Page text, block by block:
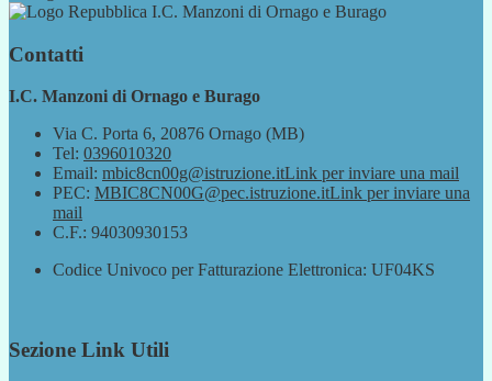
I.C. Manzoni di Ornago e Burago
Contatti
I.C. Manzoni di Ornago e Burago
Via C. Porta 6, 20876 Ornago (MB)
Tel: 0396010320
Email: mbic8cn00g@istruzione.itLink per inviare una mail
PEC: MBIC8CN00G@pec.istruzione.itLink per inviare una
mail
C.F.: 94030930153
Codice Univoco per Fatturazione Elettronica: UF04KS
Sezione Link Utili